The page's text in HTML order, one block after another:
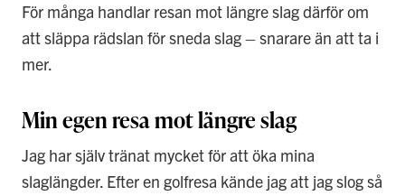
För många handlar resan mot längre slag därför om
att släppa rädslan för sneda slag – snarare än att ta i
mer.
Min egen resa mot längre slag
Jag har själv tränat mycket för att öka mina
slaglängder. Efter en golfresa kände jag att jag slog så